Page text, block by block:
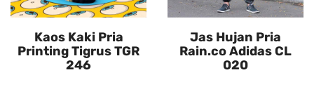
Kaos Kaki Pria
Printing Tigrus TGR
246
Jas Hujan Pria
Rain.co Adidas CL
020